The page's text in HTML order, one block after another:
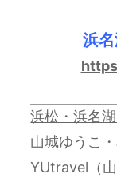
浜
浜松・浜名
山城ゆうこ
YUtravel（